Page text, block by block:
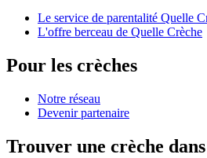
Le service de parentalité Quelle
L'offre berceau de Quelle Crèche
Pour les crèches
Notre réseau
Devenir partenaire
Trouver une crèche